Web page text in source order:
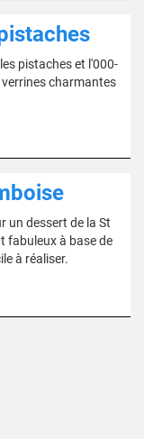
pistaches et l'000-
charmantes
un dessert de la St
fabuleux à base de
à réaliser.